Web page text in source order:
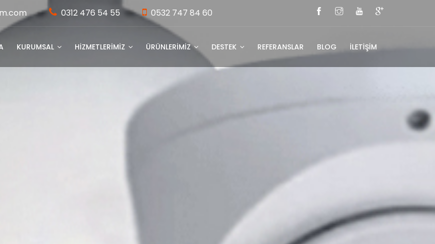
0312 476 54 55 0532 747 84 60
KURUMSAL HİZMETLERİMİZ ÜRÜNLERİMİZ DESTEK REFERANSLAR BLOG İLETİŞİM